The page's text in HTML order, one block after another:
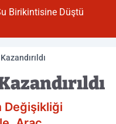
Düştü
Değişikliği